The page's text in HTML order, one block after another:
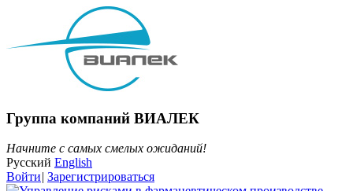
Группа компаний ВИАЛЕК
Начните с самых смелых ожиданий!
Русский English
Войти| Зарегистрироваться